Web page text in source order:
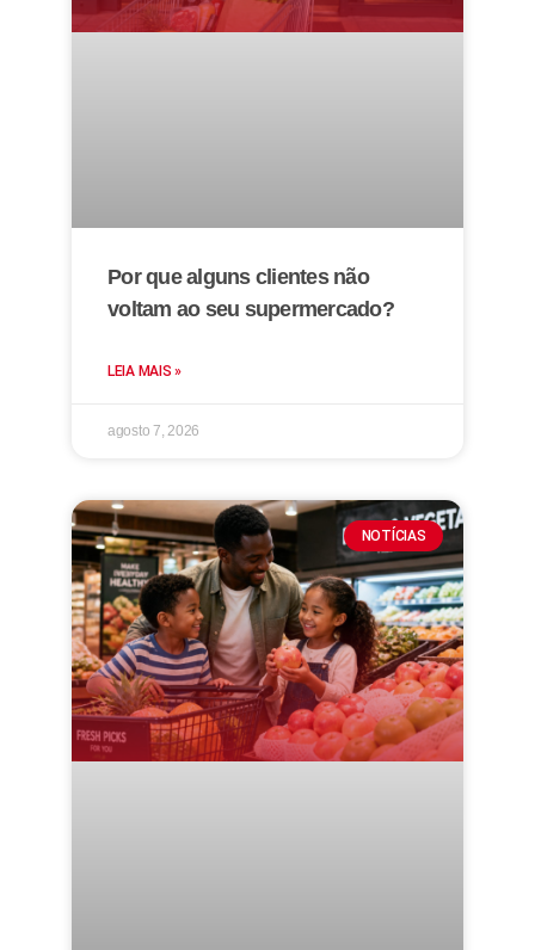
Por que alguns clientes não
voltam ao seu supermercado?
LEIA MAIS »
agosto 7, 2026
NOTÍCIAS